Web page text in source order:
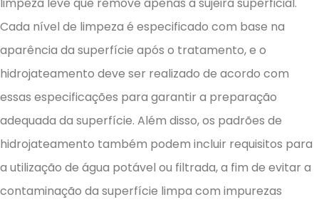
limpeza leve que remove apenas a sujeira superficial.
Cada nível de limpeza é especificado com base na
aparência da superfície após o tratamento, e o
hidrojateamento deve ser realizado de acordo com
essas especificações para garantir a preparação
adequada da superfície. Além disso, os padrões de
hidrojateamento também podem incluir requisitos para
a utilização de água potável ou filtrada, a fim de evitar a
contaminação da superfície limpa com impurezas